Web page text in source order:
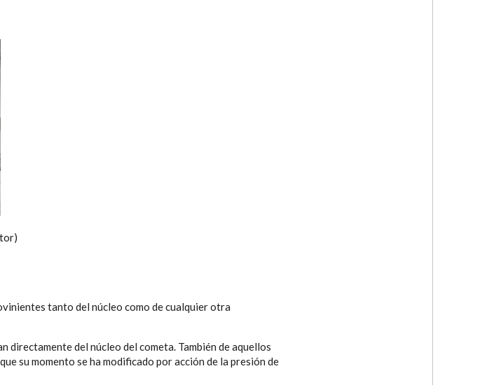
tanto del núcleo como de cualquier otra
directamente del núcleo del cometa. También de aquellos
su momento se ha modificado por acción de la presión de